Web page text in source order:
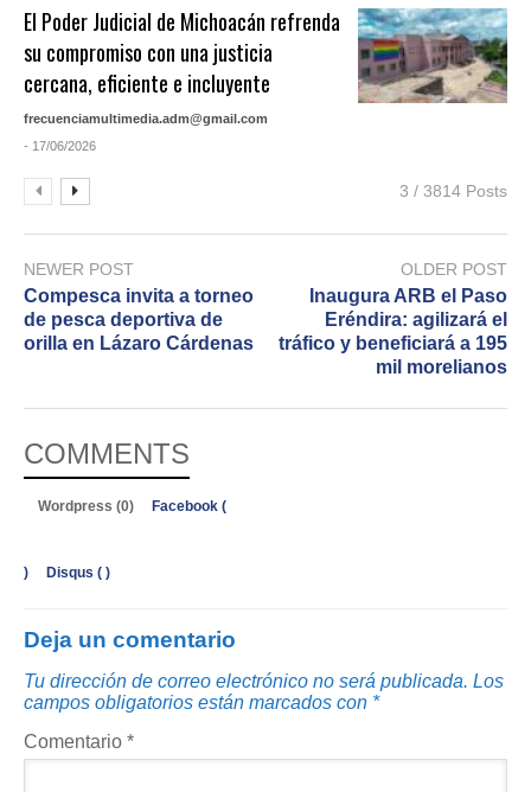
El Poder Judicial de Michoacán refrenda
su compromiso con una justicia
cercana, eficiente e incluyente
frecuenciamultimedia.adm@gmail.com
- 17/06/2026
3 / 3814 Posts
NEWER POST
Compesca invita a torneo
de pesca deportiva de
orilla en Lázaro Cárdenas
OLDER POST
Inaugura ARB el Paso
Eréndira: agilizará el
tráfico y beneficiará a 195
mil morelianos
COMMENTS
Wordpress (0) Facebook (
) Disqus ( )
Deja un comentario
Tu dirección de correo electrónico no será publicada. Los
campos obligatorios están marcados con *
Comentario *